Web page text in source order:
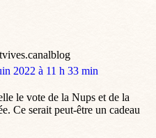
2022 à 11 h 33 min
le vote de la Nups et de la
Ce serait peut-être un cadeau